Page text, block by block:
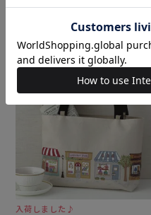
カートに入れる
入荷しました♪